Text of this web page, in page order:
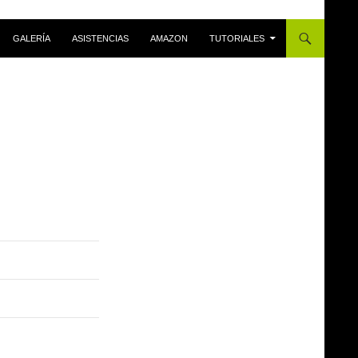
GALERÍA ASISTENCIAS AMAZON TUTORIALES